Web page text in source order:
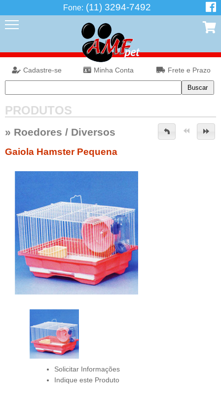
Fone: (11) 3294-7492
Cadastre-se Minha Conta Frete e Prazo
PRODUTOS
» Roedores / Diversos
Gaiola Hamster Pequena
Solicitar Informações
Indique este Produto